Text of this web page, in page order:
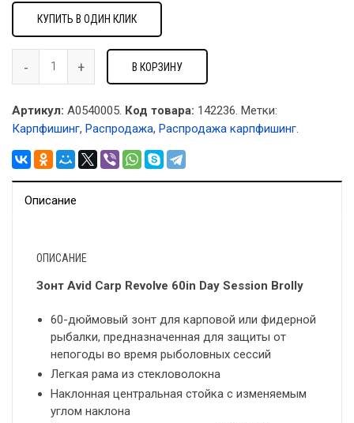
КУПИТЬ В ОДИН КЛИК
В КОРЗИНУ
Артикул: A0540005. Код товара: 142236. Метки:
Карпфишинг, Распродажа, Распродажа карпфишинг.
Описание
ОПИСАНИЕ
Зонт Avid Carp Revolve 60in Day Session Brolly
60-дюймовый зонт для карповой или фидерной
рыбалки, предназначенная для защиты от
непогоды во время рыболовных сессий
Легкая рама из стекловолокна
Наклонная центральная стойка с изменяемым
углом наклона